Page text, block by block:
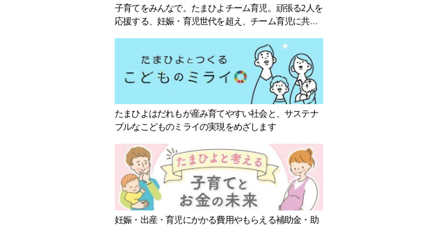
子育てをみんなで。たまひよチーム育児。頑張る2人を
応援する、妊娠・育児世代を超え、チーム育児に共感
たまひよはだれもが産み育てやすい社会と、サステナ
ブルなこどものミライの実現をめざします
妊娠・出産・育児にかかる費用やもらえる補助金・助